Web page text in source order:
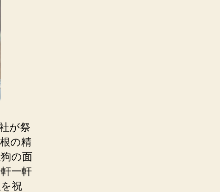
が祭
の精
の面
一軒
祝